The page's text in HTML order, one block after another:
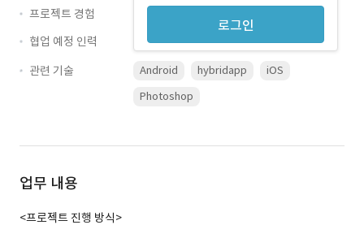
로그인
프로젝트 경험
협업 예정 인력
관련 기술
Android hybridapp
iOS
Photoshop
업무 내용
<프로젝트 진행 방식>